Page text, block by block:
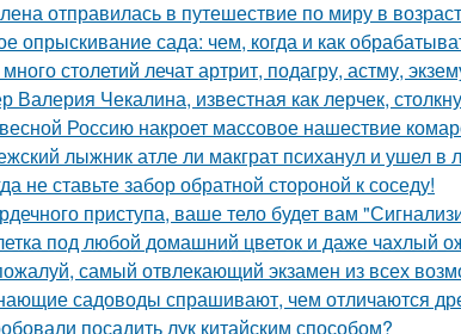
отправилась в путешествие по миру в
опрыскивание сада: чем, когда и как
столетий лечат артрит, подагру, астму,
Валерия Чекалина, известная как лерчек,
Россию накроет массовое нашествие
лыжник атле ли макграт психанул и ушел в
не ставьте забор обратной стороной к соседу!
приступа, ваше тело будет вам
под любой домашний цветок и даже чахлый
самый отвлекающий экзамен из всех
садоводы спрашивают, чем отличаются
посадить лук китайским способом?